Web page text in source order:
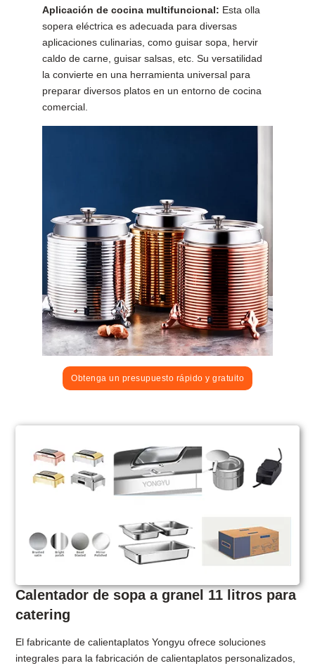
Aplicación de cocina multifuncional: Esta olla
sopera eléctrica es adecuada para diversas
aplicaciones culinarias, como guisar sopa, hervir
caldo de carne, guisar salsas, etc. Su versatilidad
la convierte en una herramienta universal para
preparar diversos platos en un entorno de cocina
comercial.
Obtenga un presupuesto rápido y gratuito
Calentador de sopa a granel 11 litros para
catering
El fabricante de calientaplatos Yongyu ofrece soluciones
integrales para la fabricación de calientaplatos personalizados,